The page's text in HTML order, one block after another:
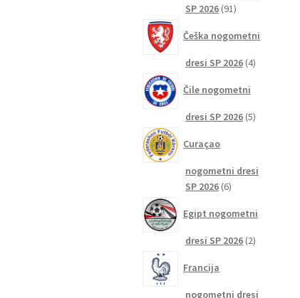
SP 2026 9191
Češka nogometni
dresi SP 2026 44
Čile nogometni
dresi SP 2026 55
Curaçao
nogometni dresi
SP 2026 66
Egipt nogometni
dresi SP 2026 22
Francija
nogometni dresi